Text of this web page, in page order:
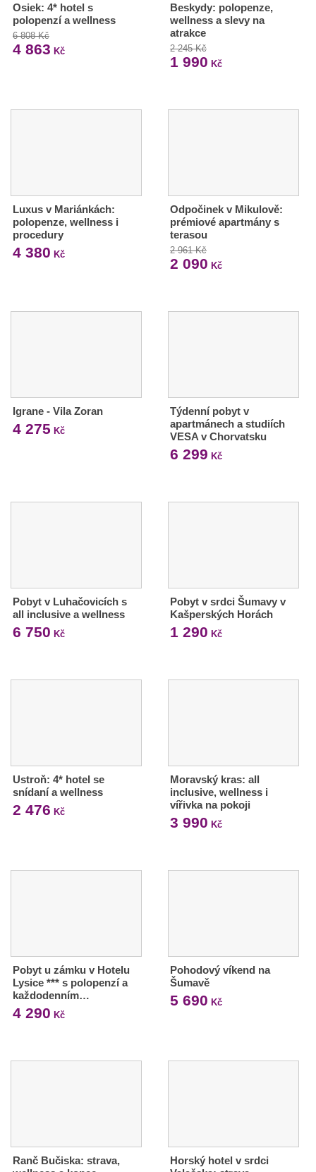
Osiek: 4* hotel s
polopenzí a wellness
6 808 Kč
4 863 Kč
Beskydy: polopenze,
wellness a slevy na
atrakce
2 245 Kč
1 990 Kč
Luxus v Mariánkách:
polopenze, wellness i
procedury
4 380 Kč
Odpočinek v Mikulově:
prémiové apartmány s
terasou
2 961 Kč
2 090 Kč
Igrane - Vila Zoran
4 275 Kč
Týdenní pobyt v
apartmánech a studiích
VESA v Chorvatsku
6 299 Kč
Pobyt v Luhačovicích s
all inclusive a wellness
6 750 Kč
Pobyt v srdci Šumavy v
Kašperských Horách
1 290 Kč
Ustroň: 4* hotel se
snídaní a wellness
2 476 Kč
Moravský kras: all
inclusive, wellness i
vířivka na pokoji
3 990 Kč
Pobyt u zámku v Hotelu
Lysice *** s polopenzí a
každodenním…
4 290 Kč
Pohodový víkend na
Šumavě
5 690 Kč
Ranč Bučiska: strava,
Horský hotel v srdci